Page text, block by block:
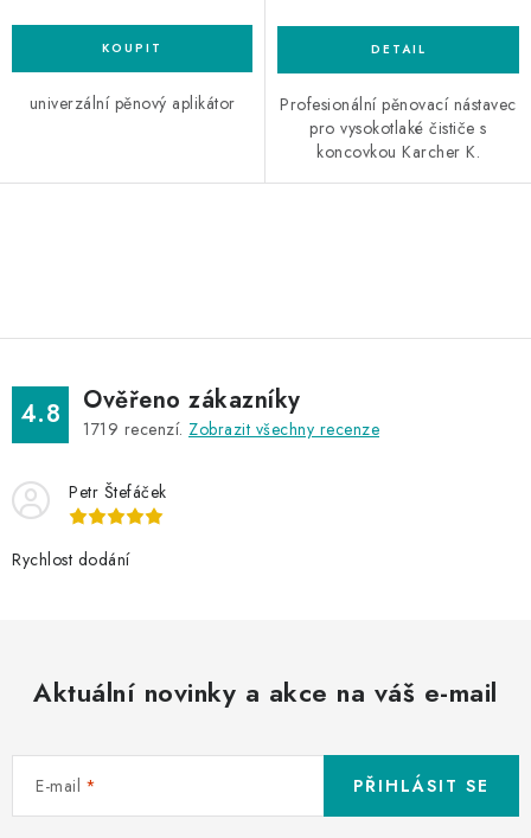
univerzální pěnový aplikátor
Profesionální pěnovací nástavec
pro vysokotlaké čističe s
koncovkou Karcher K.
á
d
a
c
p
v
i
u
4.8 Ověřeno zákazníky
1719 recenzí. Zobrazit všechny recenze
Petr Štefáček
Rychlost dodání
Aktuální novinky a akce na váš e-mail
E-mail PŘIHLÁSIT SE